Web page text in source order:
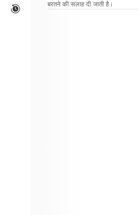
बरतने की सलाह दी जाती है।